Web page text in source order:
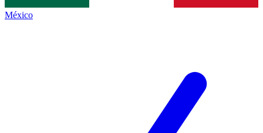
México